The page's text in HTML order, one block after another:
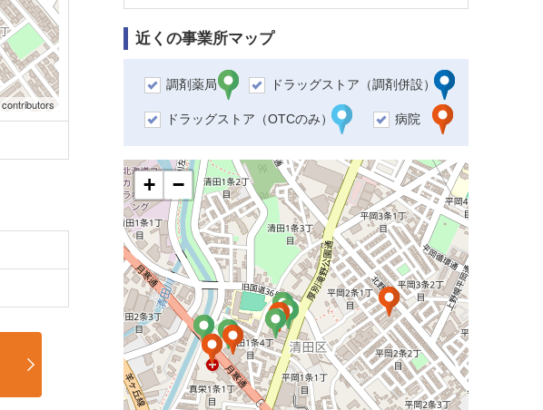
contributors
近くの事業所マップ
調剤薬局 ドラッグストア（調剤併設）
ドラッグストア（OTCのみ） 病院
+ −